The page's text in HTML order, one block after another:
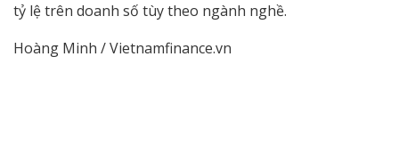
tỷ lệ trên doanh số tùy theo ngành nghề.
Hoàng Minh / Vietnamfinance.vn